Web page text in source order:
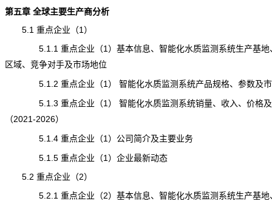
第五章 全球主要生产商分析
5.1 重点企业（1）
5.1.1 重点企业（1）基本信息、智能化水质监测系统生产基地
区域、竞争对手及市场地位
5.1.2 重点企业（1） 智能化水质监测系统产品规格、参数及市
5.1.3 重点企业（1） 智能化水质监测系统销量、收入、价格及
（2021-2026）
5.1.4 重点企业（1）公司简介及主要业务
5.1.5 重点企业（1）企业最新动态
5.2 重点企业（2）
5.2.1 重点企业（2）基本信息、智能化水质监测系统生产基地